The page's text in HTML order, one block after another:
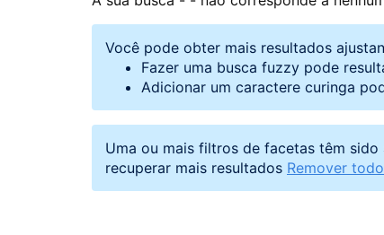
Você pode obter mais resultados
Fazer uma busca fuzzy pode
Adicionar um caractere curinga
Uma ou mais filtros de facetas têm
recuperar mais resultados Remover